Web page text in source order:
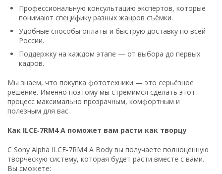
Профессиональную консультацию экспертов, которые
понимают специфику разных жанров съёмки.
Удобные способы оплаты и быструю доставку по всей
России.
Поддержку на каждом этапе — от выбора до первых
кадров.
Мы знаем, что покупка фототехники — это серьёзное
решение. Именно поэтому мы стремимся сделать этот
процесс максимально прозрачным, комфортным и
полезным для вас.
Как ILCE‑7RM4 A поможет вам расти как творцу
С Sony Alpha ILCE‑7RM4 A Body вы получаете полноценную
творческую систему, которая будет расти вместе с вами.
Вы сможете: